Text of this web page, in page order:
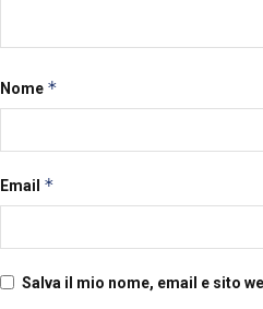
Nome *
Email *
Salva il mio nome, email e sito